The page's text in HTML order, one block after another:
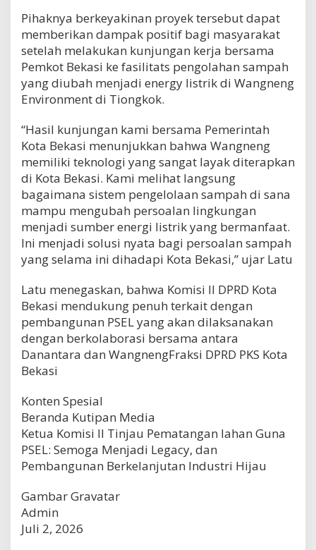
Pihaknya berkeyakinan proyek tersebut dapat
memberikan dampak positif bagi masyarakat
setelah melakukan kunjungan kerja bersama
Pemkot Bekasi ke fasilitats pengolahan sampah
yang diubah menjadi energy listrik di Wangneng
Environment di Tiongkok.
“Hasil kunjungan kami bersama Pemerintah
Kota Bekasi menunjukkan bahwa Wangneng
memiliki teknologi yang sangat layak diterapkan
di Kota Bekasi. Kami melihat langsung
bagaimana sistem pengelolaan sampah di sana
mampu mengubah persoalan lingkungan
menjadi sumber energi listrik yang bermanfaat.
Ini menjadi solusi nyata bagi persoalan sampah
yang selama ini dihadapi Kota Bekasi,” ujar Latu
Latu menegaskan, bahwa Komisi II DPRD Kota
Bekasi mendukung penuh terkait dengan
pembangunan PSEL yang akan dilaksanakan
dengan berkolaborasi bersama antara
Danantara dan WangnengFraksi DPRD PKS Kota
Bekasi
Konten Spesial
Beranda Kutipan Media
Ketua Komisi II Tinjau Pematangan lahan Guna
PSEL: Semoga Menjadi Legacy, dan
Pembangunan Berkelanjutan Industri Hijau
Gambar Gravatar
Admin
Juli 2, 2026